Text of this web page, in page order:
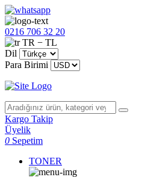
0216 706 32 20
TR − TL
Dil
Para Birimi
Kargo Takip
Üyelik
0 Sepetim
TONER